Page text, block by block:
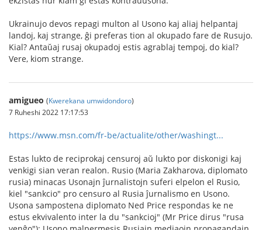
Ukrainujo devos repagi multon al Usono kaj aliaj helpantaj
landoj, kaj strange, ĝi preferas tion al okupado fare de Rusujo.
Kial? Antaŭaj rusaj okupadoj estis agrablaj tempoj, do kial?
Vere, kiom strange.
amigueo (Kwerekana umwidondoro)
7 Ruheshi 2022 17:17:53
https://www.msn.com/fr-be/actualite/other/washingt...
Estas lukto de reciprokaj censuroj aŭ lukto por diskonigi kaj
venkigi sian veran realon. Rusio (Maria Zakharova, diplomato
rusia) minacas Usonajn ĵurnalistojn suferi elpelon el Rusio,
kiel "sankcio" pro censuro al Rusia ĵurnalismo en Usono.
Usona sampostena diplomato Ned Price respondas ke ne
estus ekvivalento inter la du "sankcioj" (Mr Price dirus "rusa